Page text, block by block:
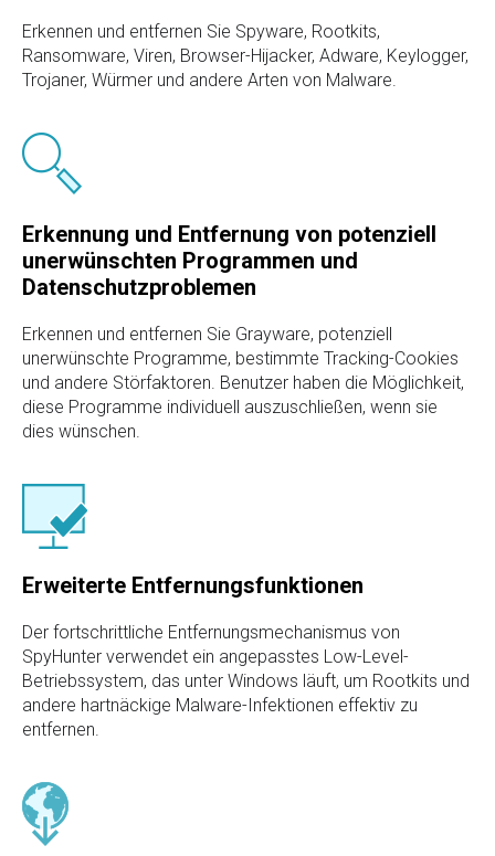
Erkennen und entfernen Sie Spyware, Rootkits,
Ransomware, Viren, Browser-Hijacker, Adware, Keylogger,
Trojaner, Würmer und andere Arten von Malware.
Erkennung und Entfernung von potenziell
unerwünschten Programmen und
Datenschutzproblemen
Erkennen und entfernen Sie Grayware, potenziell
unerwünschte Programme, bestimmte Tracking-Cookies
und andere Störfaktoren. Benutzer haben die Möglichkeit,
diese Programme individuell auszuschließen, wenn sie
dies wünschen.
Erweiterte Entfernungsfunktionen
Der fortschrittliche Entfernungsmechanismus von
SpyHunter verwendet ein angepasstes Low-Level-
Betriebssystem, das unter Windows läuft, um Rootkits und
andere hartnäckige Malware-Infektionen effektiv zu
entfernen.